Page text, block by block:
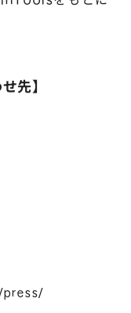
先】